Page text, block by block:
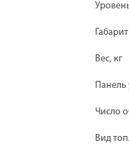
Вес, кг
Панель
Число
Вид